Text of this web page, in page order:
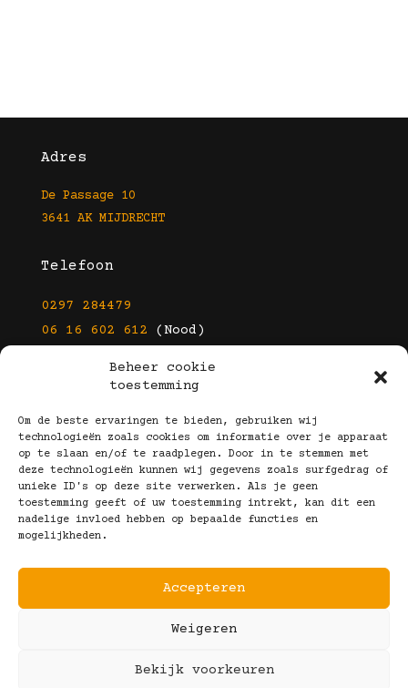
Beheer cookie
toestemming
Om de beste ervaringen te bieden, gebruiken wij
technologieën zoals cookies om informatie over je apparaat
op te slaan en/of te raadplegen. Door in te stemmen met
deze technologieën kunnen wij gegevens zoals surfgedrag of
unieke ID's op deze site verwerken. Als je geen
toestemming geeft of uw toestemming intrekt, kan dit een
nadelige invloed hebben op bepaalde functies en
mogelijkheden.
Accepteren
Weigeren
Bekijk voorkeuren
Adres
De Passage 10
3641 AK MIJDRECHT
Telefoon
0297 284479
06 16 602 612 (Nood)
info@kootbrillen.nl
Volg Ons!
Copyright © 2025 Koot Brillen
Algemene Voorwaarden